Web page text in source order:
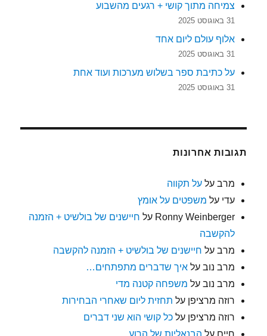
צמיחה מתוך קושי + רגעים מהשבוע
31 באוגוסט 2025
אלוף עולם ליום אחד
31 באוגוסט 2025
על כתיבת ספר בשלוש מערכות ועוד אחת
31 באוגוסט 2025
תגובות אחרונות
מרב עלעל תקווה
עדי על משפטים על אומץ
Ronny Weinberger על חיישנים של בולשיט + הזמנה
להקשבה
מרב על חיישנים של בולשיט + הזמנה להקשבה
מרב נוב עלאיך שדברים מתפתחים…
מרב נוב על משפחה קטנה מדי
רוזה מרציפן על תחזית ליום שאחרי הבחירות
רוזה מרציפן עלכל קושי הוא שני דברים
חיים על הבנאליות של הרוע